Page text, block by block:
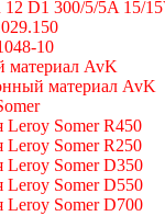
D1 300/5/5A 15/
10
материал AvK
материал AvK
Leroy Somer R450
Leroy Somer R250
Leroy Somer D350
Leroy Somer D550
Leroy Somer D700